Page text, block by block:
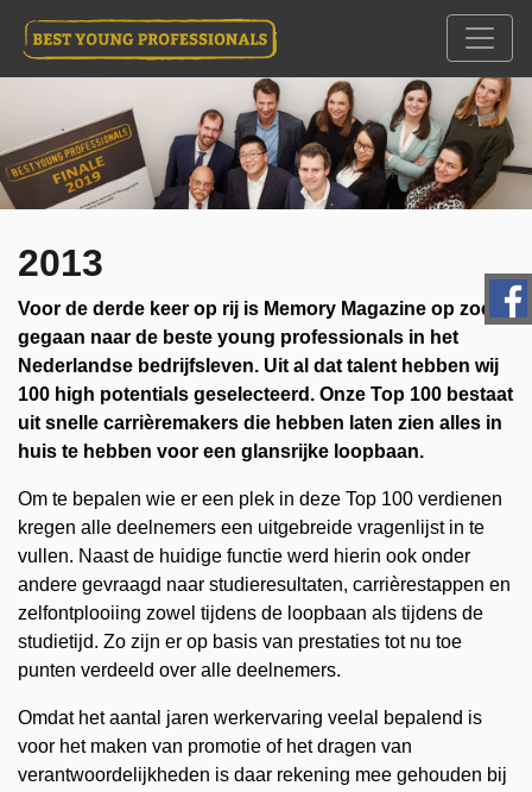
2013
Voor de derde keer op rij is Memory Magazine op zoek
gegaan naar de beste young professionals in het
Nederlandse bedrijfsleven. Uit al dat talent hebben wij
100 high potentials geselecteerd. Onze Top 100 bestaat
uit snelle carrièremakers die hebben laten zien alles in
huis te hebben voor een glansrijke loopbaan.
Om te bepalen wie er een plek in deze Top 100 verdienen
kregen alle deelnemers een uitgebreide vragenlijst in te
vullen. Naast de huidige functie werd hierin ook onder
andere gevraagd naar studieresultaten, carrièrestappen en
zelfontplooiing zowel tijdens de loopbaan als tijdens de
studietijd. Zo zijn er op basis van prestaties tot nu toe
punten verdeeld over alle deelnemers.
Omdat het aantal jaren werkervaring veelal bepalend is
voor het maken van promotie of het dragen van
verantwoordelijkheden is daar rekening mee gehouden bij